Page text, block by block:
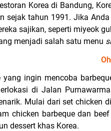
Korea di Bandung,
sejak tahun 1991. Jika
sajikan, seperti miyeok
menjadi salah satu menu
ingin mencoba
di Jalan
Mulai dari set chicken
chicken barbeque dan
dessert khas Korea.